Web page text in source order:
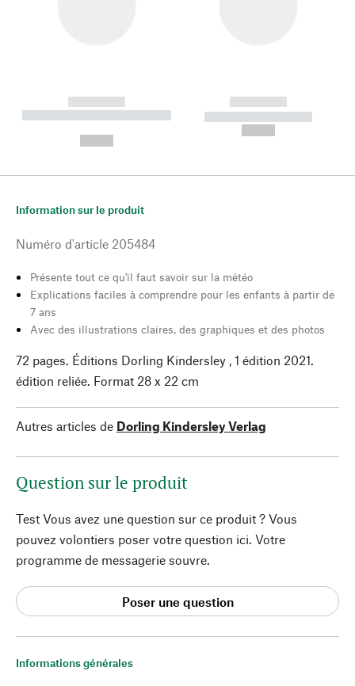
------------
----------- ----------- --------
------------
----------- -----------
Informations générales
Information sur le produit
Numéro d'article 205484
Présente tout ce qu'il faut savoir sur la météo
Explications faciles à comprendre pour les enfants à partir de
7 ans
Avec des illustrations claires, des graphiques et des photos
72 pages. Éditions Dorling Kindersley , 1 édition 2021.
édition reliée. Format 28 x 22 cm
Autres articles de Dorling Kindersley Verlag
Question sur le produit
Test Vous avez une question sur ce produit ? Vous
pouvez volontiers poser votre question ici. Votre
programme de messagerie souvre.
Poser une question